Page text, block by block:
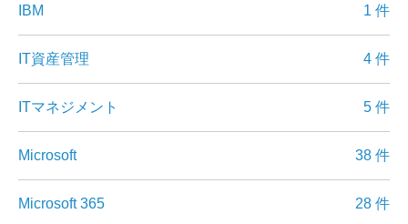
IBM 1 件
IT資産管理 4 件
ITマネジメント 5 件
Microsoft 38 件
Microsoft 365 28 件